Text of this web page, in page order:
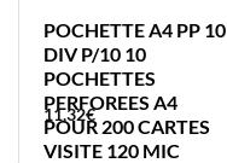
POCHETTE A4 PP 10
DIV P/10 10
POCHETTES
PERFOREES A4
POUR 200 CARTES
VISITE 120 MIC
11,32€